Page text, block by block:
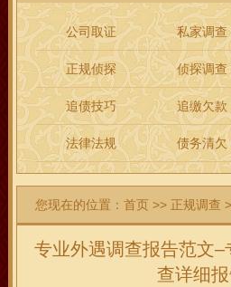
公司取证 私家调查
正规侦探 侦探调查
追债技巧 追缴欠款
法律法规 债务清欠
您现在的位置：首页 >> 正规调查
专业外遇调查报告范文–
查详细